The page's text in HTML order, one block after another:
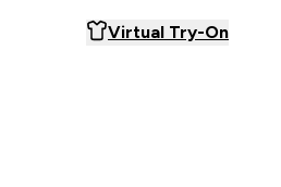
Virtual Try-On